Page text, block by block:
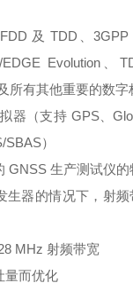
及 TDD、3GPP
Evolution、
所有其他重要的数字
器（支持 GPS、
）
GNSS 生产测试仪
生器的情况下，射
MHz 射频带宽
量而优化